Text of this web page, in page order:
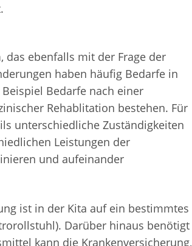
ebenfalls mit der Frage der
haben häufig Bedarfe in
Bedarfe nach einer
Rehablitation bestehen. Für
unterschiedliche Zuständigkeiten
Leistungen der
und aufeinander
ist in der Kita auf ein bestimmtes
Darüber hinaus benötigt
kann die Krankenversicherung,